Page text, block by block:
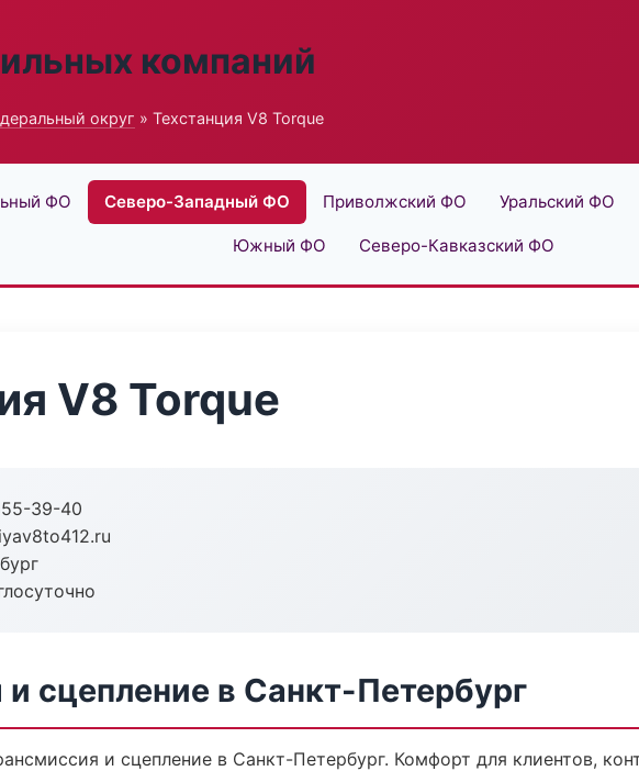
компаний
округ » Техстанция V8 Torque
ФО Северо-Западный ФО Приволжский ФО Уральский ФО
Южный ФО Северо-Кавказский ФО
V8 Torque
39-40
сцепление в Санкт-Петербург
и сцепление в Санкт-Петербург. Комфорт для клиентов,